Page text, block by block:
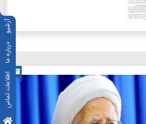
آرشیو
درباره ما
اطلاعات تماس